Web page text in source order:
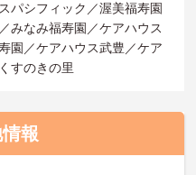
パシフィック／渥美福寿園
みなみ福寿園／ケアハウス
園／ケアハウス武豊／ケア
すのきの里
報